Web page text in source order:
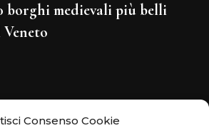
Consenso Cookie
borghi medievali più belli
Veneto